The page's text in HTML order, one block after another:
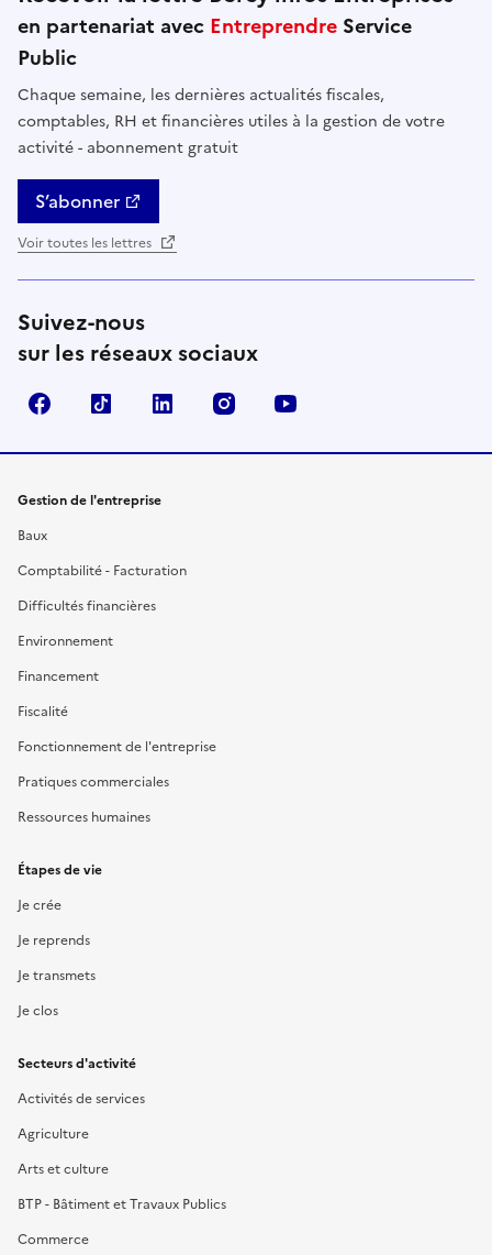
en partenariat avec Entreprendre Service
Public
Chaque semaine, les dernières actualités fiscales,
comptables, RH et financières utiles à la gestion de votre
activité - abonnement gratuit
S’abonner
Voir toutes les lettres
Suivez-nous
sur les réseaux sociaux
FacebookTikTok Linkedin Instagram
Gestion de l'entreprise
Baux
Comptabilité - Facturation
Difficultés financières
Environnement
Financement
Fiscalité
Fonctionnement de l'entreprise
Pratiques commerciales
Ressources humaines
Étapes de vie
Je crée
Je reprends
Je transmets
Je clos
Secteurs d'activité
Activités de services
Agriculture
Arts et culture
BTP - Bâtiment et Travaux Publics
Commerce